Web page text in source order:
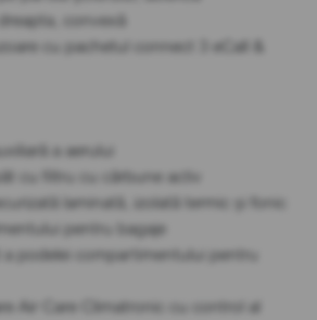
convexă
cu pachetul connect 3 eCall &
a aerului
cu filtru cu cărbune activ
laminată, izolată termic și fonic
pentru bagaje
a podelei compartimentului pentru
Air Care Climatronic cu control al